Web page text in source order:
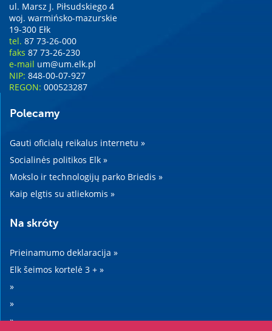
ul. Marsz J. Piłsudskiego 4
woj. warmińsko-mazurskie
19-300 Ełk
tel. 87 73-26-000
faks 87 73-26-230
e-mail um@um.elk.pl
NIP: 848-00-07-927
REGON: 000523287
Polecamy
Gauti oficialų reikalus internetu »
Socialinės politikos Elk »
Mokslo ir technologijų parko Briedis »
Kaip elgtis su atliekomis »
Na skróty
Prieinamumo deklaracija »
Elk šeimos kortelė 3 + »
»
»
»